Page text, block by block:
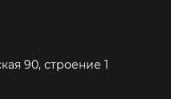
90, строение 1